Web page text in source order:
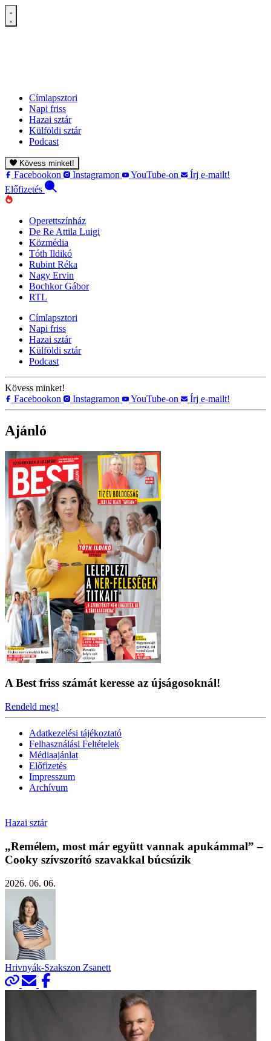
Címlapsztori
Napi friss
Hazai sztár
Külföldi sztár
Podcast
Kövess minket!
Facebookon Instagramon YouTube-on
Írj e-mailt!
Előfizetés
Operettszínház
De Re Attila Luigi
Közmédia
Tóth Ildikó
Rubint Réka
Nagy Ervin
Bochkor Gábor
RTL
Címlapsztori
Napi friss
Hazai sztár
Külföldi sztár
Podcast
Kövess minket!
Facebookon
Instagramon YouTube-on Írj e-mailt!
Ajánló
A Best friss számát keresse az újságosoknál!
Rendeld meg!
Adatkezelési tájékoztató
Felhasználási Feltételek
Médiaajánlat
Előfizetés
Impresszum
Archívum
Hazai sztár
„Remélem, most már együtt vannak apukámmal” –
Cooky szívszorító szavakkal búcsúzik
2026. 06. 06.
Hrivnyák-Szakszon Zsanett